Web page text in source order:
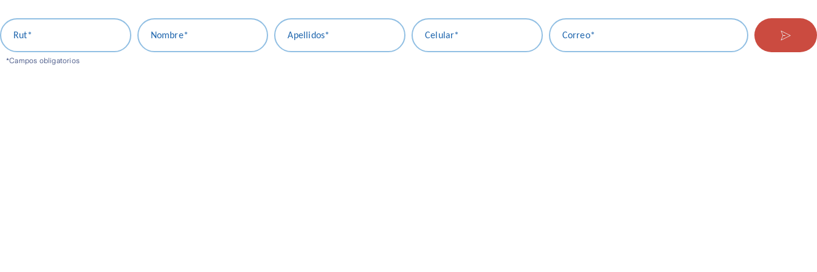
Rut* Nombre* Apellidos* Celular* Correo*
*Campos obligatorios